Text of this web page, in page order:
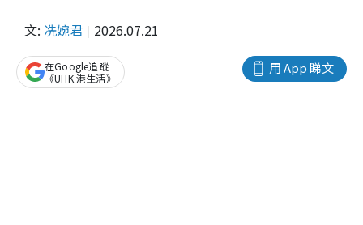
文: 冼婉君 2026.07.21
用 App 睇文
在Google追蹤
《UHK 港生活》